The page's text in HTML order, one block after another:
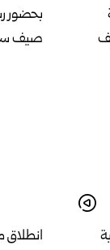
بحضور
صيف سوريا 2026